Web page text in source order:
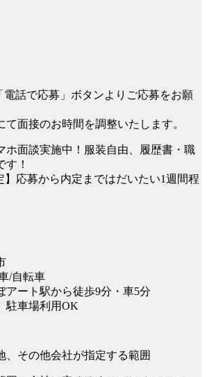
電話で応募」ボタンよりご応募をお願
て面接のお時間を調整いたします。
面談実施中！服装自由、履歴書・職
す！
応募から内定まではだいたい1週間程
/自転車
アート駅から徒歩9分・車5分
駐車場利用OK
、その他会社が指定する範囲